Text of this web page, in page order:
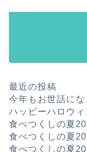
最近の投稿
今年もお世話にな
ハッピーハロウィ
食べつくしの夏
食べつくしの夏
食べつくしの夏